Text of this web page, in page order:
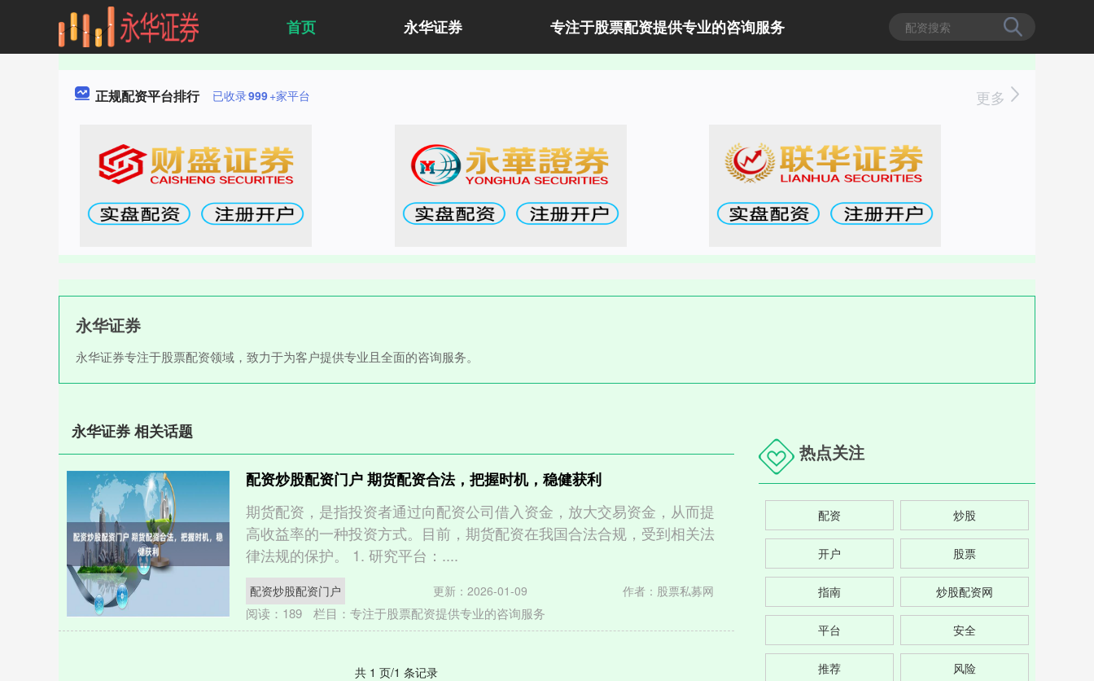
首页 永华证券 专注于股票配资提供专业的咨询服务
正规配资平台排行 已收录999+家平台 更多
永华证券
永华证券专注于股票配资领域，致力于为客户提供专业且全面的咨询服务。
永华证券 相关话题
配资炒股配资门户 期货配资合法，把握时机，稳健获利
期货配资，是指投资者通过向配资公司借入资金，放大交易资金，从而提
高收益率的一种投资方式。目前，期货配资在我国合法合规，受到相关法
律法规的保护。 1. 研究平台：....
配资炒股配资门户 更新：2026-01-09 作者：股票私募网
阅读： 189 栏目： 专注于股票配资提供专业的咨询服务
共 1 页/1 条记录
热点关注
配资 炒股
开户 股票
指南 炒股配资网
平台 安全
推荐 风险